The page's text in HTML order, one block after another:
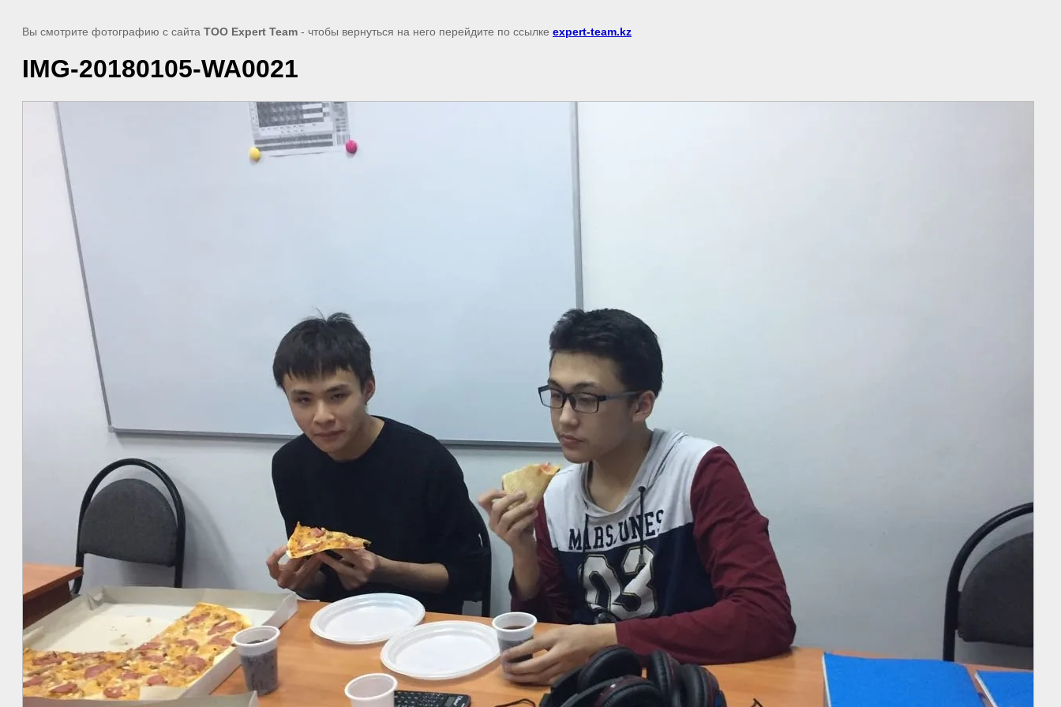
Вы смотрите фотографию с сайта ТОО Expert Team - чтобы вернуться на него перейдите по ссылке expert-team.kz
IMG-20180105-WA0021